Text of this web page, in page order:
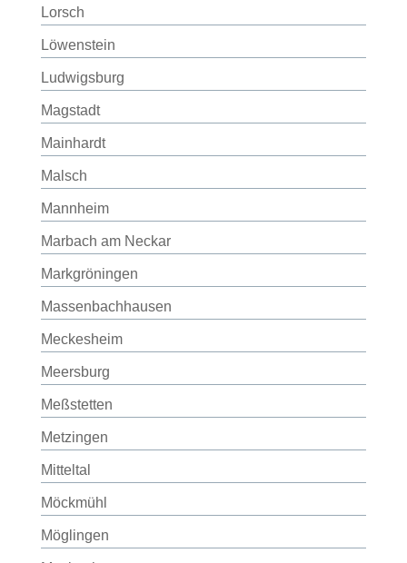
Lorsch
Löwenstein
Ludwigsburg
Magstadt
Mainhardt
Malsch
Mannheim
Marbach am Neckar
Markgröningen
Massenbachhausen
Meckesheim
Meersburg
Meßstetten
Metzingen
Mitteltal
Möckmühl
Möglingen